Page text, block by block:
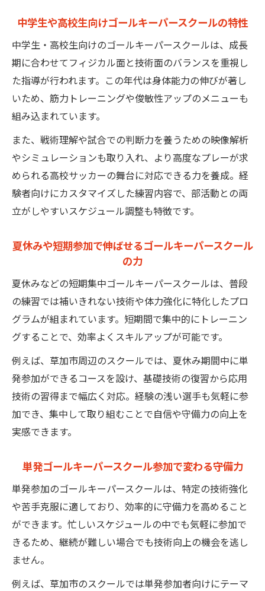
中学生や高校生向けゴールキーパースクールの特性
中学生・高校生向けのゴールキーパースクールは、成長
期に合わせてフィジカル面と技術面のバランスを重視し
た指導が行われます。この年代は身体能力の伸びが著し
いため、筋力トレーニングや俊敏性アップのメニューも
組み込まれています。
また、戦術理解や試合での判断力を養うための映像解析
やシミュレーションも取り入れ、より高度なプレーが求
められる高校サッカーの舞台に対応できる力を養成。経
験者向けにカスタマイズした練習内容で、部活動との両
立がしやすいスケジュール調整も特徴です。
夏休みや短期参加で伸ばせるゴールキーパースクール
の力
夏休みなどの短期集中ゴールキーパースクールは、普段
の練習では補いきれない技術や体力強化に特化したプロ
グラムが組まれています。短期間で集中的にトレーニン
グすることで、効率よくスキルアップが可能です。
例えば、草加市周辺のスクールでは、夏休み期間中に単
発参加ができるコースを設け、基礎技術の復習から応用
技術の習得まで幅広く対応。経験の浅い選手も気軽に参
加でき、集中して取り組むことで自信や守備力の向上を
実感できます。
単発ゴールキーパースクール参加で変わる守備力
単発参加のゴールキーパースクールは、特定の技術強化
や苦手克服に適しており、効率的に守備力を高めること
ができます。忙しいスケジュールの中でも気軽に参加で
きるため、継続が難しい場合でも技術向上の機会を逃し
ません。
例えば、草加市のスクールでは単発参加者向けにテーマ